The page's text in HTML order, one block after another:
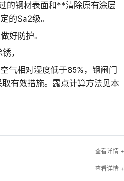
的钢材表面和**清除原有涂层
的Sa2级。
好防护。
，
气相对湿度低于85%，钢闸门
有效措施。露点计算方法见本
查看详情 +
查看详情 +